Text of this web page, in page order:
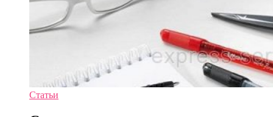
Статьи